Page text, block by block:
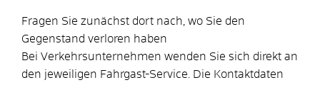
Fragen Sie zunächst dort nach, wo Sie den
Gegenstand verloren haben
Bei Verkehrsunternehmen wenden Sie sich direkt an
den jeweiligen Fahrgast-Service. Die Kontaktdaten